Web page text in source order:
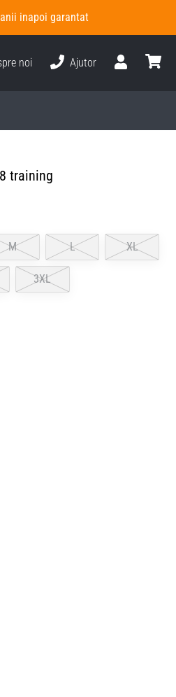
inapoi garantat
noi
Ajutor
training
M L XL
3XL